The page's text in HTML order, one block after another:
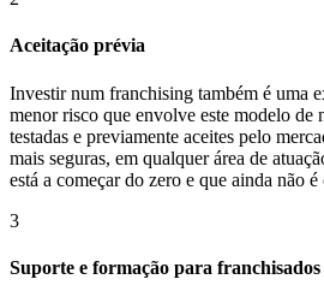
Aceitação prévia
Investir num franchising também é uma
menor risco que envolve este modelo de
testadas e previamente aceites pelo
mais seguras, em qualquer área de
está a começar do zero e que ainda não
3
Suporte e formação para franchisados